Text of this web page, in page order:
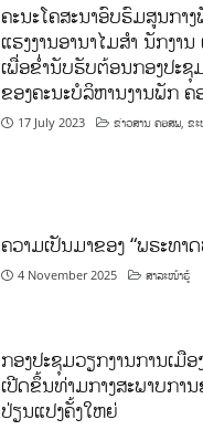
ຄະນະໂຄສະນາອົບຮົມສູນກາ
ແຮງງານອານາໄມສໍາ ນັກງາ
ເພື່ອຂໍ່ານັບຮັບຕ້ອນກອງປະຊຸ
ຂອງຄະນະບໍລິຫານງານພັກ ຄ
17 July 2023 ຂ່າວສານ ຄອສພ ,ຂະ
ຄວາມເປັນມາຂອງ “ພຣະທາ
4 November 2025 ສາລະໜ້າຮູ້
ກອງປະຊຸມວຽກງານການເມື
ເປີດຂຶ້ນທ່າມກາງສະພາບກາ
ປ່ຽນແປງຄັ້ງໃຫຍ່